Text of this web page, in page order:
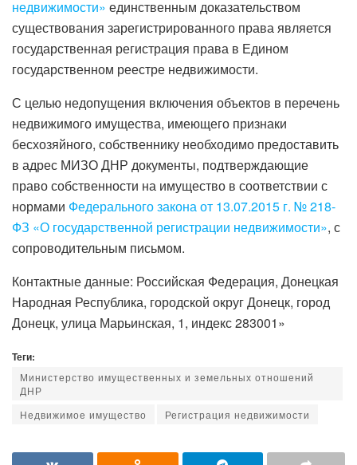
недвижимости» единственным доказательством
существования зарегистрированного права является
государственная регистрация права в Едином
государственном реестре недвижимости.
С целью недопущения включения объектов в перечень
недвижимого имущества, имеющего признаки
бесхозяйного, собственнику необходимо предоставить
в адрес МИЗО ДНР документы, подтверждающие
право собственности на имущество в соответствии с
нормами Федерального закона от 13.07.2015 г. № 218-
ФЗ «О государственной регистрации недвижимости», с
сопроводительным письмом.
Контактные данные: Российская Федерация, Донецкая
Народная Республика, городской округ Донецк, город
Донецк, улица Марьинская, 1, индекс 283001»
Теги:
Министерство имущественных и земельных отношений
ДНР
Недвижимое имущество
Регистрация недвижимости